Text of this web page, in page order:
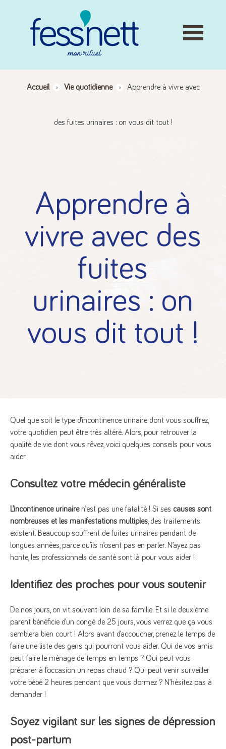
Accueil > Vie quotidienne > Apprendre à vivre avec
des fuites urinaires : on vous dit tout !
Apprendre à
vivre avec des
fuites
urinaires : on
vous dit tout !
Quel que soit le type d’incontinence urinaire dont vous souffrez,
votre quotidien peut être très altéré. Alors, pour retrouver la
qualité de vie dont vous rêvez, voici quelques conseils pour vous
aider.
Consultez votre médecin généraliste
L’incontinence urinairen’est pas une fatalité ! Si ses causes sont
nombreuses et les manifestations multiples , des traitements
existent. Beaucoup souffrent de fuites urinaires pendant de
longues années, parce qu’ils n’osent pas en parler. N’ayez pas
honte, les professionnels de santé sont là pour vous aider !
Identifiez des proches pour vous soutenir
De nos jours, on vit souvent loin de sa famille. Et si le deuxième
parent bénéficie d’un congé de 25 jours, vous verrez que ça vous
semblera bien court ! Alors avant d’accoucher, prenez le temps de
faire une liste des gens qui pourront vous aider. Qui de vos amis
peut faire le ménage de temps en temps ? Qui peut vous
préparer à l’occasion un repas chaud ? Qui peut venir surveiller
votre bébé 2 heures pendant que vous dormez ? N’hésitez pas à
demander !
Soyez vigilant sur les signes de dépression
post-partum